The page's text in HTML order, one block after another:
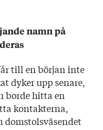
namn på
till en början inte
dyker upp senare,
borde hitta en
kontakterna,
domstolsväsendet